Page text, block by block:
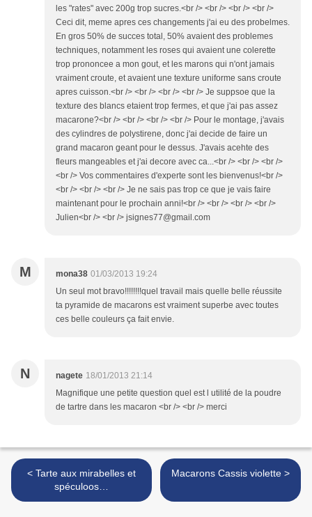
les "rates" avec 200g trop sucres.<br /> <br /> <br /> <br />
Ceci dit, meme apres ces changements j'ai eu des probelmes.
En gros 50% de succes total, 50% avaient des problemes
techniques, notamment les roses qui avaient une colerette
trop prononcee a mon gout, et les marons qui n'ont jamais
vraiment croute, et avaient une texture uniforme sans croute
apres cuisson.<br /> <br /> <br /> <br /> Je suppsoe que la
texture des blancs etaient trop fermes, et que j'ai pas assez
macarone?<br /> <br /> <br /> <br /> Pour le montage, j'avais
des cylindres de polystirene, donc j'ai decide de faire un
grand macaron geant pour le dessus. J'avais acehte des
fleurs mangeables et j'ai decore avec ca...<br /> <br /> <br />
<br /> Vos commentaires d'experte sont les bienvenus!<br />
<br /> <br /> <br /> Je ne sais pas trop ce que je vais faire
maintenant pour le prochain anni!<br /> <br /> <br /> <br />
Julien<br /> <br /> jsignes77@gmail.com
M mona38 01/03/2013 19:24
Un seul mot bravo!!!!!!!!quel travail mais quelle belle réussite
ta pyramide de macarons est vraiment superbe avec toutes
ces belle couleurs ça fait envie.
N nagete 18/01/2013 21:14
Magnifique une petite question quel est l utilité de la poudre
de tartre dans les macaron <br /> <br /> merci
< Tarte aux mirabelles et
spéculoos…
Macarons Cassis violette >